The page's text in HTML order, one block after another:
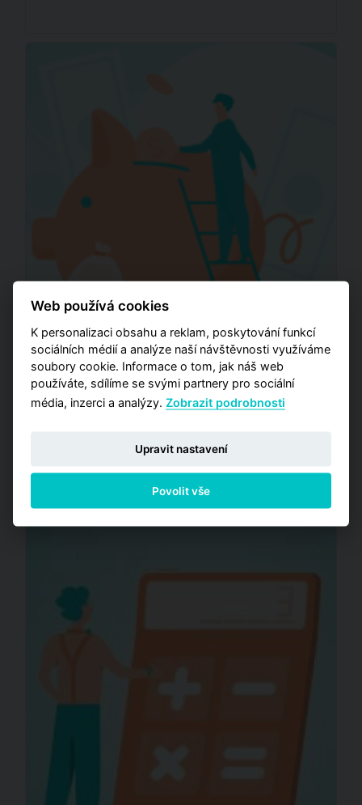
Úschova kupní ceny při
prodeji nemovitosti
Web používá cookies
K personalizaci obsahu a reklam, poskytování funkcí
sociálních médií a analýze naší návštěvnosti využíváme
soubory cookie. Informace o tom, jak náš web
používáte, sdílíme se svými partnery pro sociální
média, inzerci a analýzy.Zobrazit podrobnosti
Upravit nastavení
Povolit vše